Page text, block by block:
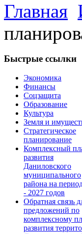
Главная
Быстрые ссылки
Экономика
Финансы
Соцзащита
Образование
Культура
Земля и
Стратегическое
планирование
Комплексный
развития
Даниловского
муниципального
района на
- 2027 годов
Обратная связь
предложений по
комплексному
развития